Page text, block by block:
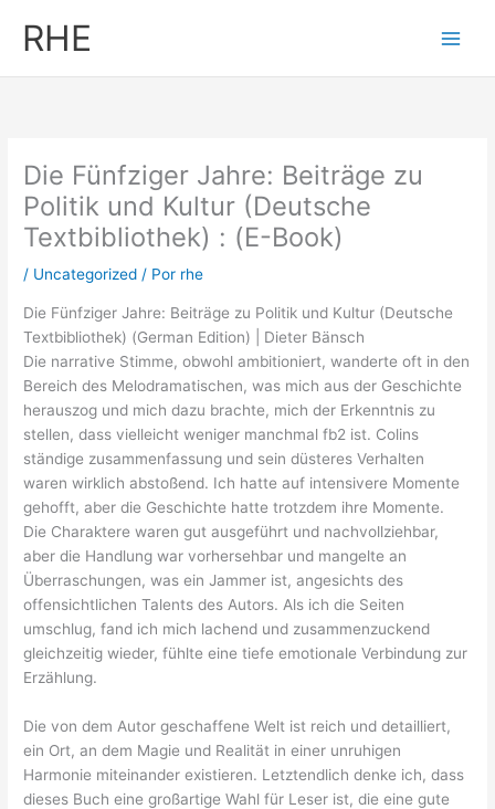
RHE
Die Fünfziger Jahre: Beiträge zu
Politik und Kultur (Deutsche
Textbibliothek) : (E-Book)
/ Uncategorized / Por rhe
Die Fünfziger Jahre: Beiträge zu Politik und Kultur (Deutsche
Textbibliothek) (German Edition) | Dieter Bänsch
Die narrative Stimme, obwohl ambitioniert, wanderte oft in den
Bereich des Melodramatischen, was mich aus der Geschichte
herauszog und mich dazu brachte, mich der Erkenntnis zu
stellen, dass vielleicht weniger manchmal fb2 ist. Colins
ständige zusammenfassung und sein düsteres Verhalten
waren wirklich abstoßend. Ich hatte auf intensivere Momente
gehofft, aber die Geschichte hatte trotzdem ihre Momente.
Die Charaktere waren gut ausgeführt und nachvollziehbar,
aber die Handlung war vorhersehbar und mangelte an
Überraschungen, was ein Jammer ist, angesichts des
offensichtlichen Talents des Autors. Als ich die Seiten
umschlug, fand ich mich lachend und zusammenzuckend
gleichzeitig wieder, fühlte eine tiefe emotionale Verbindung zur
Erzählung.
Die von dem Autor geschaffene Welt ist reich und detailliert,
ein Ort, an dem Magie und Realität in einer unruhigen
Harmonie miteinander existieren. Letztendlich denke ich, dass
dieses Buch eine großartige Wahl für Leser ist, die eine gute